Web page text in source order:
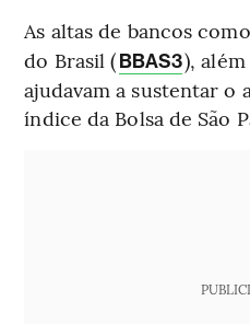
As altas de bancos
do Brasil (BBAS3),
ajudavam a sustentar o
índice da Bolsa de São